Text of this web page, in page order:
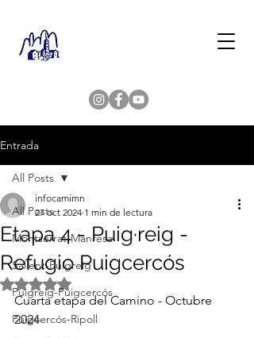
Entrada
All Posts
Montserrat-Manresa
Sallent-Puigreig
Puigreig-Puigcercós
Puigcercós-Ripoll
All Posts
Etapa 4 - Puig·reig -
Refugio Puigcercós
infocamimn
27 oct 2024 1 min de lectura
Obtuvo NaN de 5 estrellas.
Cuarta etapa del Camino - Octubre
2024